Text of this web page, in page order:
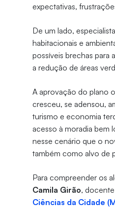
expectativas,
De um lado,
habitacionais e
possíveis brechas para
a redução de áreas
A aprovação do plano
cresceu, se adensou,
turismo e economia
acesso à moradia bem
nesse cenário que o
também como alvo de
Para compreender os
Camila Girão,
Ciências da Cidade